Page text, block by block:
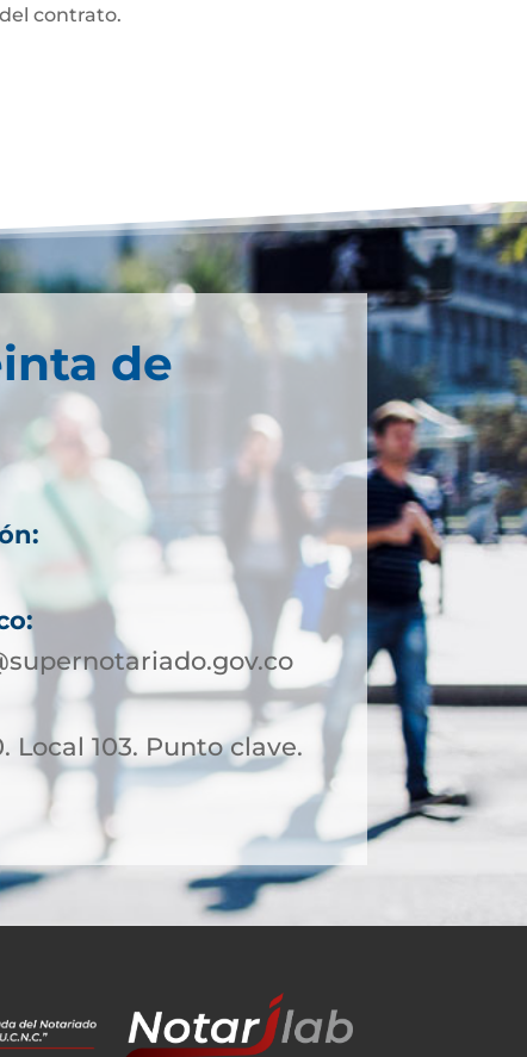
contrato.
de
Local 103. Punto clave.